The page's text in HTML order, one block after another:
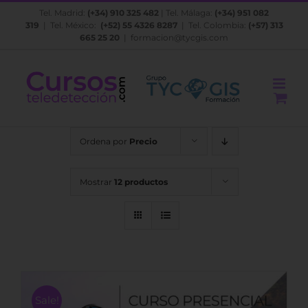
Saltar
Tel. Madrid: (+34) 910 325 482 | Tel. Málaga: (+34) 951 082
319 | Tel. México: (+52) 55 4326 8287| Tel. Colombia: (+57) 313
665 25 20
formacion@tycgis.com
Ordena por Precio
Mostrar 12 productos
Sale!